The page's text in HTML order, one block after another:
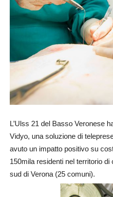
L’Ulss 21 del Basso Veronese
Vidyo, una soluzione di
avuto un impatto positivo su
150mila residenti nel territorio
sud di Verona (25 comuni).